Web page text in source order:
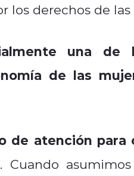
los derechos de
una de
de las
de atención para
. Cuando